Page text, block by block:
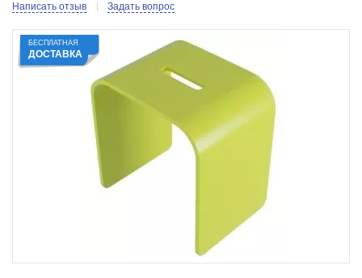
Написать отзыв Задать вопрос
БЕСПЛАТНАЯ
ДОСТАВКА